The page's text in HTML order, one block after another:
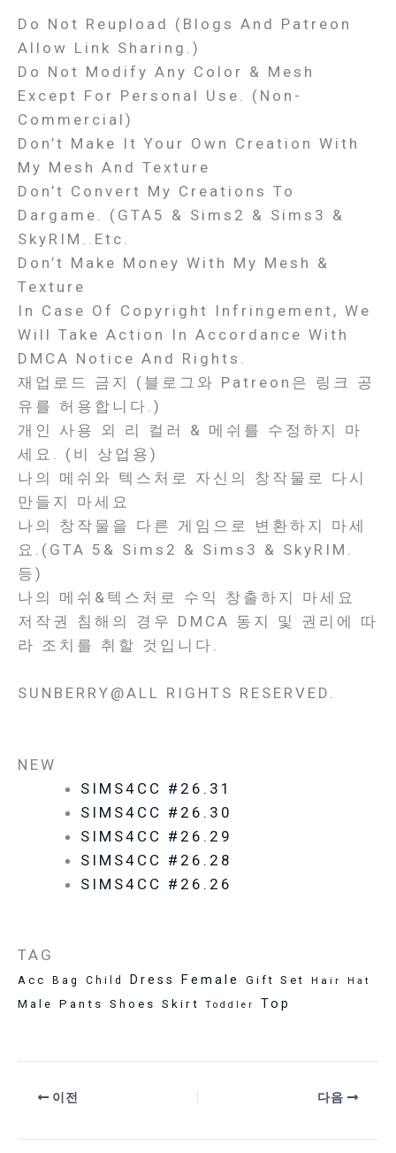
Do Not Reupload (Blogs And Patreon
Allow Link Sharing.)
Do Not Modify Any Color & Mesh
Except For Personal Use. (Non-
Commercial)
Don’t Make It Your Own Creation With
My Mesh And Texture
Don’t Convert My Creations To
Dargame. (GTA5 & Sims2 & Sims3 &
SkyRIM..etc.
Don’t Make Money With My Mesh &
Texture
In Case Of Copyright Infringement, We
Will Take Action In Accordance With
DMCA Notice And Rights.
재업로드 금지 (블로그와 Patreon은 링크 공
유를 허용합니다.)
개인 사용 외 리 컬러 & 메쉬를 수정하지 마
세요. (비 상업용)
나의 메쉬와 텍스처로 자신의 창작물로 다시
만들지 마세요
나의 창작물을 다른 게임으로 변환하지 마세
요.(GTA 5& Sims2 & Sims3 & SkyRIM.
등)
나의 메쉬&텍스처로 수익 창출하지 마세요
저작권 침해의 경우 DMCA 동지 및 권리에 따
라 조치를 취할 것입니다.
SUNBERRY@ALL RIGHTS RESERVED.
NEW
SIMS4CC #26.31
SIMS4CC #26.30
SIMS4CC #26.29
SIMS4CC #26.28
SIMS4CC #26.26
TAG
Acc Bag Child Dress Female Gift Set Hair Hat
Male Pants Shoes Skirt Toddler Top
이전 다음